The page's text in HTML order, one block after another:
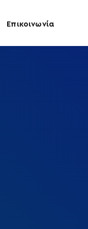
Επικοινωνία